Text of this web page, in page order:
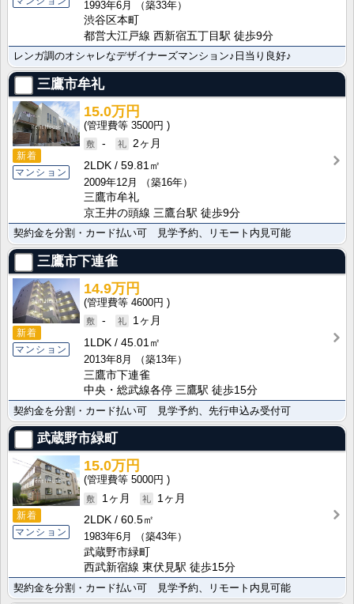
1993年6月
（築33年）
渋谷区本町
都営大江戸線 西新宿五丁目駅 徒歩9分
レンガ調のオシャレなデザイナーズマンション♪日当り良好♪
三鷹市牟礼
新着
マンション
15.0万円
3500円
-
2ヶ月
2LDK
59.81㎡
2009年12月
（築16年）
三鷹市牟礼
京王井の頭線 三鷹台駅 徒歩9分
契約金を分割・カード払い可 見学予約、リモート内見可能
三鷹市下連雀
新着
マンション
14.9万円
4600円
-
1ヶ月
1LDK
45.01㎡
2013年8月
（築13年）
三鷹市下連雀
中央・総武線各停 三鷹駅 徒歩15分
契約金を分割・カード払い可 見学予約、先行申込み受付可
武蔵野市緑町
新着
マンション
15.0万円
5000円
1ヶ月
1ヶ月
2LDK
60.5㎡
1983年6月
（築43年）
武蔵野市緑町
西武新宿線 東伏見駅 徒歩15分
契約金を分割・カード払い可 見学予約、リモート内見可能